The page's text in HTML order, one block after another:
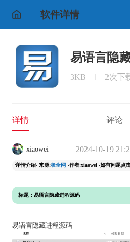
软件详情
易语言隐
3KB 2次下
详情 评论
xiaowei 2024-10-19
详情介绍- 来源:极全网 -作者:xiaowei -如有问题点
标题：易语言隐藏进程源码
易语言隐藏进程源码